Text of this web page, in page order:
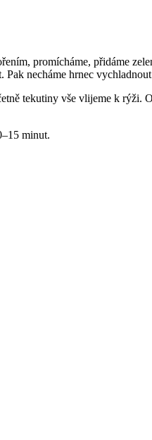
promícháme, přidáme
Pak necháme hrnec
tekutiny vše vlijeme k rýži.
minut.